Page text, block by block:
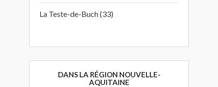
La Teste-de-Buch (33)
DANS LA RÉGION NOUVELLE-
AQUITAINE